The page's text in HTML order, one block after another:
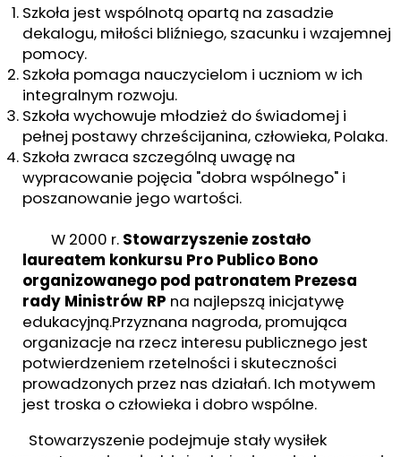
Szkoła jest wspólnotą opartą na zasadzie
dekalogu, miłości bliźniego, szacunku i wzajemnej
pomocy.
Szkoła pomaga nauczycielom i uczniom w ich
integralnym rozwoju.
Szkoła wychowuje młodzież do świadomej i
pełnej postawy chrześcijanina, człowieka, Polaka.
Szkoła zwraca szczególną uwagę na
wypracowanie pojęcia "dobra wspólnego" i
poszanowanie jego wartości.
W 2000 r. Stowarzyszenie zostało
laureatem konkursu Pro Publico Bono
organizowanego pod patronatem Prezesa
rady Ministrów RP na najlepszą inicjatywę
edukacyjną.Przyznana nagroda, promująca
organizacje na rzecz interesu publicznego jest
potwierdzeniem rzetelności i skuteczności
prowadzonych przez nas działań. Ich motywem
jest troska o człowieka i dobro wspólne.
Stowarzyszenie podejmuje stały wysiłek